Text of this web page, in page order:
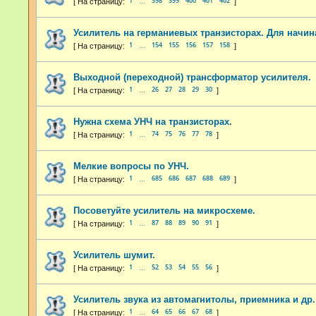
Усилитель на германиевых транзисторах. Для
1 154 155 156 157 158
Выходной (переходной) трансформатор усилителя.
1 26 27 28 29 30
Нужна схема УНЧ на транзисторах.
1 74 75 76 77 78
Мелкие вопросы по УНЧ.
1 685 686 687 688 689
Посоветуйте усилитель на микросхеме.
1 87 88 89 90 91
Усилитель шумит.
1 52 53 54 55 56
Усилитель звука из автомагнитолы, приемника и др.
1 64 65 66 67 68